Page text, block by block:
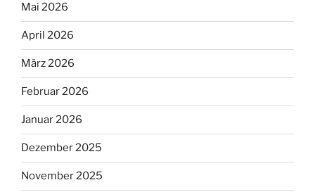
Mai 2026
April 2026
März 2026
Februar 2026
Januar 2026
Dezember 2025
November 2025